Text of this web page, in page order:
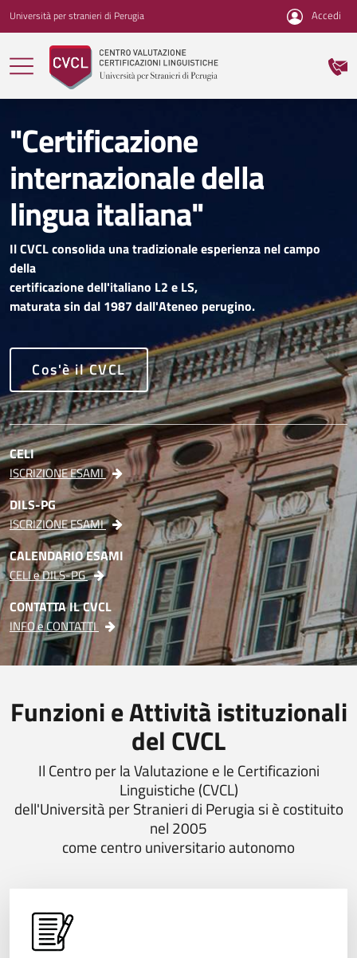
Vai ai contenuti
Vai al menu di navigazione
Vai al footer
Università per stranieri di Perugia Accedi
"Certificazione
internazionale della
lingua italiana"
Il CVCL consolida una tradizionale esperienza nel campo
della
certificazione dell'italiano L2 e LS,
maturata sin dal 1987 dall'Ateneo perugino.
Cos'è il CVCL
CELI
ISCRIZIONE ESAMI
DILS-PG
ISCRIZIONE ESAMI
CALENDARIO ESAMI
CELI e DILS-PG
CONTATTA IL CVCL
INFO e CONTATTI
Funzioni e Attività istituzionali
del CVCL
Il Centro per la Valutazione e le Certificazioni
Linguistiche (CVCL)
dell'Università per Stranieri di Perugia si è costituito
nel 2005
come centro universitario autonomo